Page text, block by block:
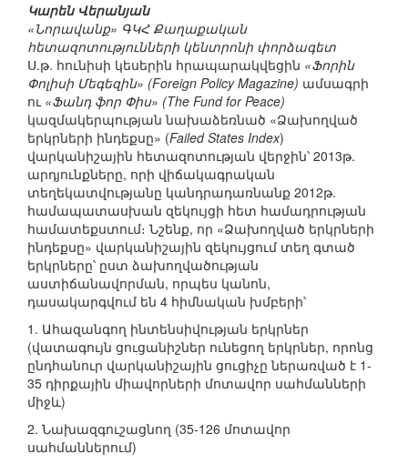
Կարեն Վերանյան
«Նորավանք» ԳԿՀ Քաղաքական
հետազոտությունների կենտրոնի փորձագետ
Ս.թ. հունիսի կեսերին հրապարակվեցին «Ֆորին
Փոլիսի Մեգեզին» (Foreign Policy Magazine) ամսագրի
ու «Ֆանդ ֆոր Փիս» (The Fund for Peace)
կազմակերպության նախաձեռնած «Ձախողված
երկրների ինդեքսը» (Failed States Index)
վարկանիշային հետազոտության վերջին՝ 2013թ.
արդյունքները, որի վիճակագրական
տեղեկատվությանը կանդրադառնանք 2012թ.
համապատասխան զեկույցի հետ համադրության
համատեքստում։ Նշենք, որ «Ձախողված երկրների
ինդեքսը» վարկանիշային զեկույցում տեղ գտած
երկրները՝ ըստ ձախողվածության
աստիճանավորման, որպես կանոն,
դասակարգվում են 4 հիմնական խմբերի՝
1. Ահազանգող ինտենսիվության երկրներ
(վատագույն ցուցանիշներ ունեցող երկրներ, որոնց
ընդհանուր վարկանիշային ցուցիչը ներառված է 1-
35 դիրքային միավորների մոտավոր սահմանների
միջև)
2. Նախազգուշացնող (35-126 մոտավոր
սահմաններում)